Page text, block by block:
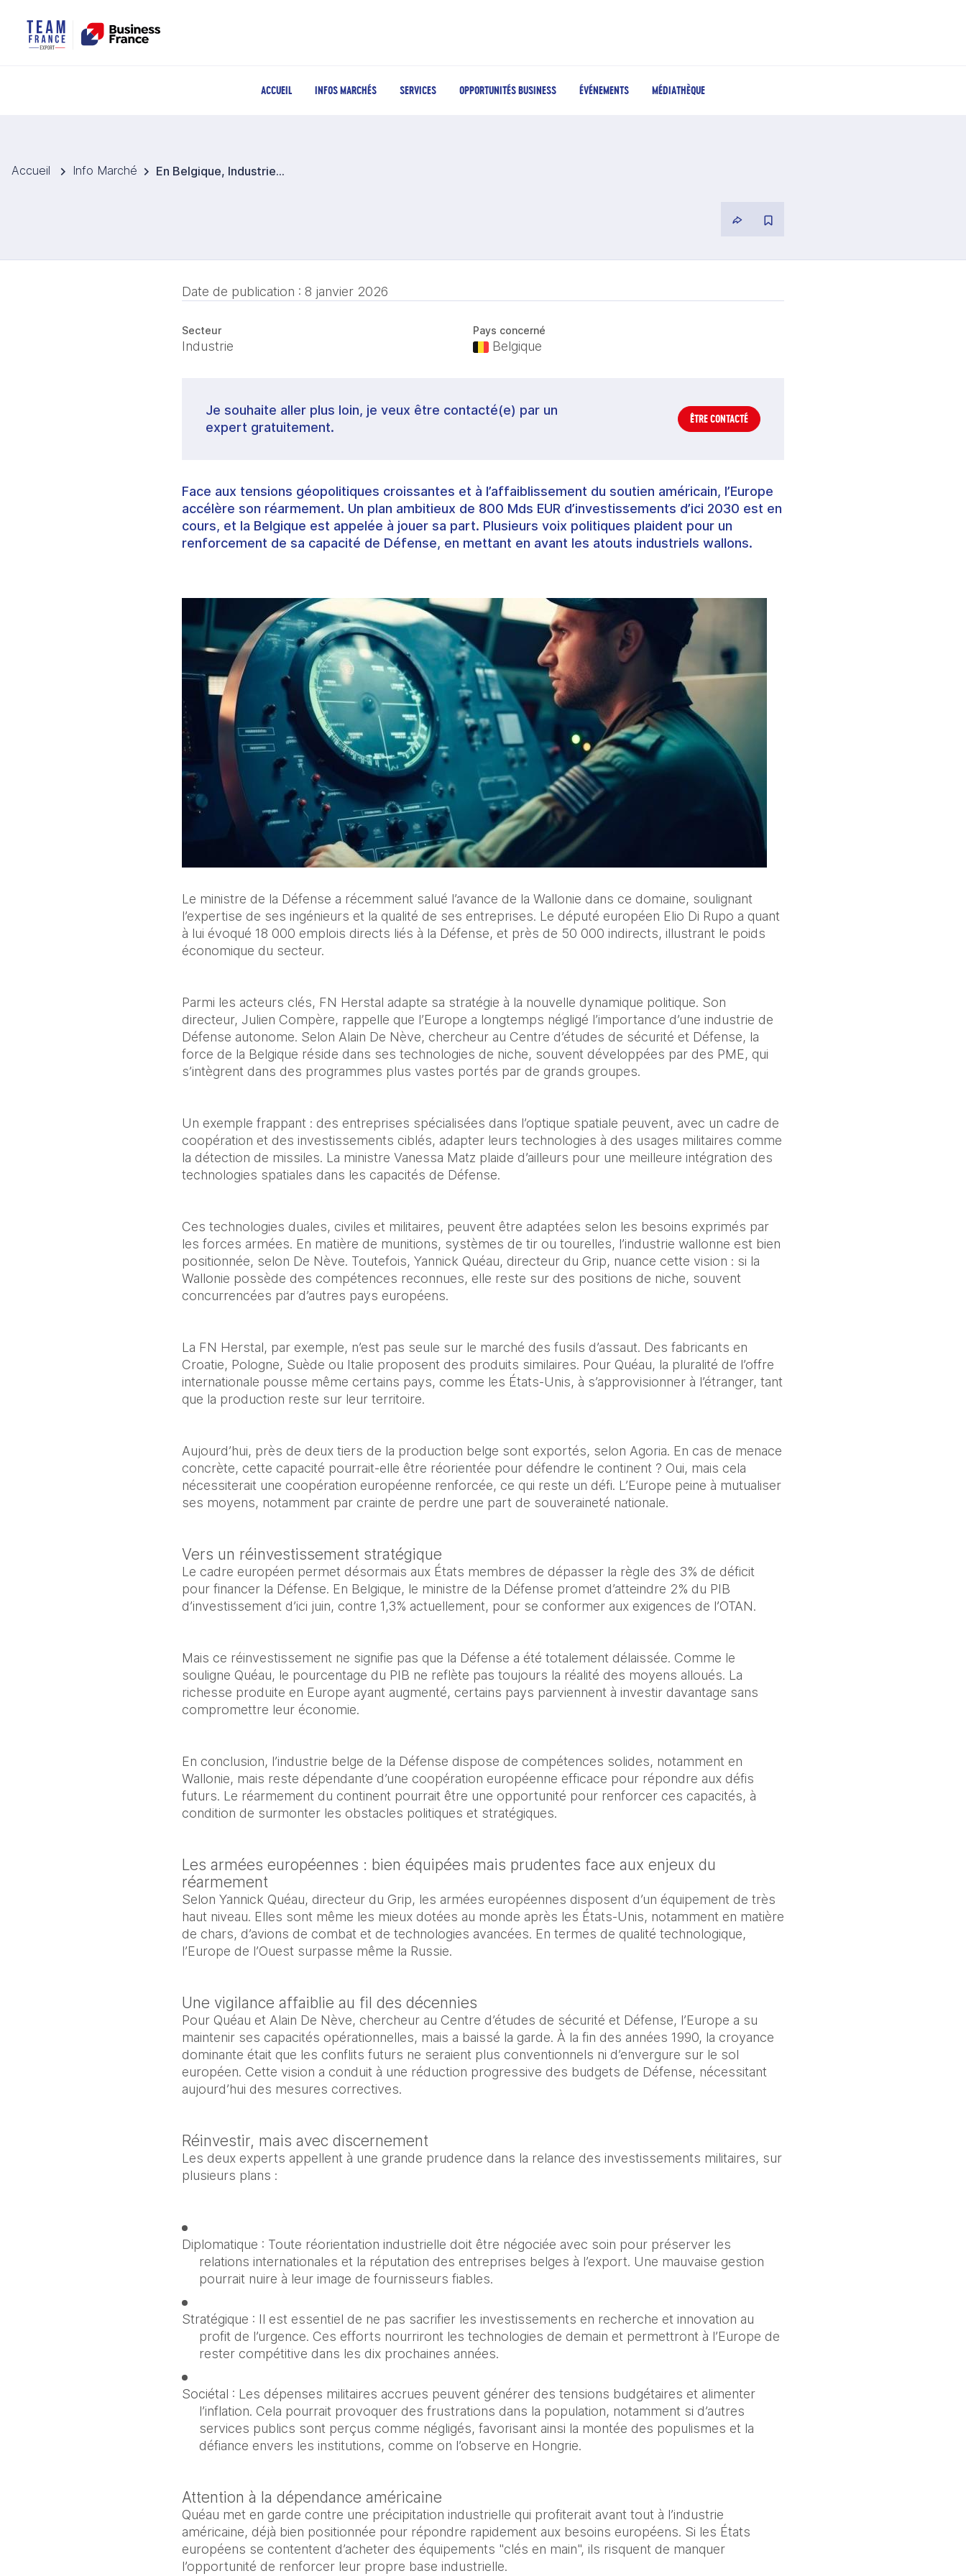
ACCUEIL INFOS MARCHÉS SERVICES OPPORTUNITÉS BUSINESS ÉVÉNEMENTS MÉDIATHÈQUE
Accueil Info Marché En Belgique, Industries et Défense : tour d’horizon des forces et perspectives d'avenir
Date de publication : 8 janvier 2026
Secteur
Industrie
Pays concerné
Belgique
Je souhaite aller plus loin, je veux être contacté(e) par un
expert gratuitement.
ÊTRE CONTACTÉ
Face aux tensions géopolitiques croissantes et à l’affaiblissement du soutien américain, l’Europe
accélère son réarmement. Un plan ambitieux de 800 Mds EUR d’investissements d’ici 2030 est en
cours, et la Belgique est appelée à jouer sa part. Plusieurs voix politiques plaident pour un
renforcement de sa capacité de Défense, en mettant en avant les atouts industriels wallons.
Le ministre de la Défense a récemment salué l’avance de la Wallonie dans ce domaine, soulignant
l’expertise de ses ingénieurs et la qualité de ses entreprises. Le député européen Elio Di Rupo a quant
à lui évoqué 18 000 emplois directs liés à la Défense, et près de 50 000 indirects, illustrant le poids
économique du secteur.
Parmi les acteurs clés, FN Herstal adapte sa stratégie à la nouvelle dynamique politique. Son
directeur, Julien Compère, rappelle que l’Europe a longtemps négligé l’importance d’une industrie de
Défense autonome. Selon Alain De Nève, chercheur au Centre d’études de sécurité et Défense, la
force de la Belgique réside dans ses technologies de niche, souvent développées par des PME, qui
s’intègrent dans des programmes plus vastes portés par de grands groupes.
Un exemple frappant : des entreprises spécialisées dans l’optique spatiale peuvent, avec un cadre de
coopération et des investissements ciblés, adapter leurs technologies à des usages militaires comme
la détection de missiles. La ministre Vanessa Matz plaide d’ailleurs pour une meilleure intégration des
technologies spatiales dans les capacités de Défense.
Ces technologies duales, civiles et militaires, peuvent être adaptées selon les besoins exprimés par
les forces armées. En matière de munitions, systèmes de tir ou tourelles, l’industrie wallonne est bien
positionnée, selon De Nève. Toutefois, Yannick Quéau, directeur du Grip, nuance cette vision : si la
Wallonie possède des compétences reconnues, elle reste sur des positions de niche, souvent
concurrencées par d’autres pays européens.
La FN Herstal, par exemple, n’est pas seule sur le marché des fusils d’assaut. Des fabricants en
Croatie, Pologne, Suède ou Italie proposent des produits similaires. Pour Quéau, la pluralité de l’offre
internationale pousse même certains pays, comme les États-Unis, à s’approvisionner à l’étranger, tant
que la production reste sur leur territoire.
Aujourd’hui, près de deux tiers de la production belge sont exportés, selon Agoria. En cas de menace
concrète, cette capacité pourrait-elle être réorientée pour défendre le continent ? Oui, mais cela
nécessiterait une coopération européenne renforcée, ce qui reste un défi. L’Europe peine à mutualiser
ses moyens, notamment par crainte de perdre une part de souveraineté nationale.
Vers un réinvestissement stratégique
Le cadre européen permet désormais aux États membres de dépasser la règle des 3% de déficit
pour financer la Défense. En Belgique, le ministre de la Défense promet d’atteindre 2% du PIB
d’investissement d’ici juin, contre 1,3% actuellement, pour se conformer aux exigences de l’OTAN.
Mais ce réinvestissement ne signifie pas que la Défense a été totalement délaissée. Comme le
souligne Quéau, le pourcentage du PIB ne reflète pas toujours la réalité des moyens alloués. La
richesse produite en Europe ayant augmenté, certains pays parviennent à investir davantage sans
compromettre leur économie.
En conclusion, l’industrie belge de la Défense dispose de compétences solides, notamment en
Wallonie, mais reste dépendante d’une coopération européenne efficace pour répondre aux défis
futurs. Le réarmement du continent pourrait être une opportunité pour renforcer ces capacités, à
condition de surmonter les obstacles politiques et stratégiques.
Les armées européennes : bien équipées mais prudentes face aux enjeux du
réarmement
Selon Yannick Quéau, directeur du Grip, les armées européennes disposent d’un équipement de très
haut niveau. Elles sont même les mieux dotées au monde après les États-Unis, notamment en matière
de chars, d’avions de combat et de technologies avancées. En termes de qualité technologique,
l’Europe de l’Ouest surpasse même la Russie.
Une vigilance affaiblie au fil des décennies
Pour Quéau et Alain De Nève, chercheur au Centre d’études de sécurité et Défense, l’Europe a su
maintenir ses capacités opérationnelles, mais a baissé la garde. À la fin des années 1990, la croyance
dominante était que les conflits futurs ne seraient plus conventionnels ni d’envergure sur le sol
européen. Cette vision a conduit à une réduction progressive des budgets de Défense, nécessitant
aujourd’hui des mesures correctives.
Réinvestir, mais avec discernement
Les deux experts appellent à une grande prudence dans la relance des investissements militaires, sur
plusieurs plans :
Diplomatique : Toute réorientation industrielle doit être négociée avec soin pour préserver les
relations internationales et la réputation des entreprises belges à l’export. Une mauvaise gestion
pourrait nuire à leur image de fournisseurs fiables.
Stratégique : Il est essentiel de ne pas sacrifier les investissements en recherche et innovation au
profit de l’urgence. Ces efforts nourriront les technologies de demain et permettront à l’Europe de
rester compétitive dans les dix prochaines années.
Sociétal : Les dépenses militaires accrues peuvent générer des tensions budgétaires et alimenter
l’inflation. Cela pourrait provoquer des frustrations dans la population, notamment si d’autres
services publics sont perçus comme négligés, favorisant ainsi la montée des populismes et la
défiance envers les institutions, comme on l’observe en Hongrie.
Attention à la dépendance américaine
Quéau met en garde contre une précipitation industrielle qui profiterait avant tout à l’industrie
américaine, déjà bien positionnée pour répondre rapidement aux besoins européens. Si les États
européens se contentent d’acheter des équipements "clés en main", ils risquent de manquer
l’opportunité de renforcer leur propre base industrielle.